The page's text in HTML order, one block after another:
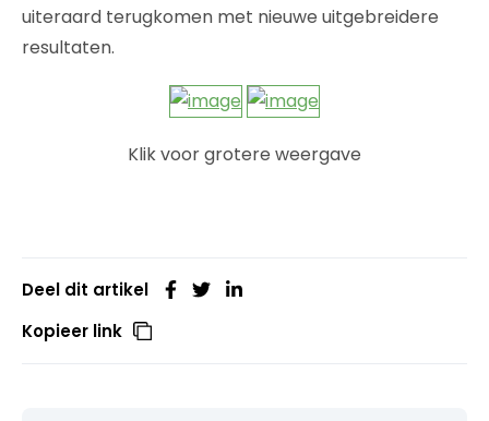
uiteraard terugkomen met nieuwe uitgebreidere
resultaten.
Klik voor grotere weergave
Deel dit artikel
Kopieer link